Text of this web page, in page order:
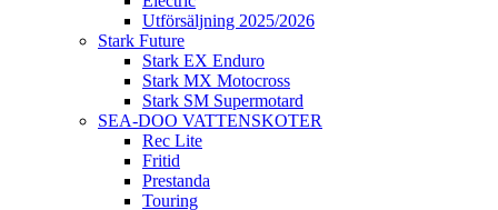
Utförsäljning 2025/2026
Stark Future
Stark EX Enduro
Stark MX Motocross
Stark SM Supermotard
SEA-DOO VATTENSKOTER
Rec Lite
Fritid
Prestanda
Touring